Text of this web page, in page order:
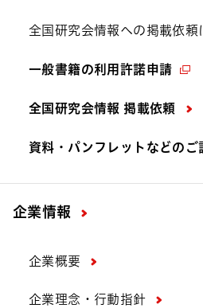
全国研究会情報への掲載依頼
一般書籍の利用許諾申請
全国研究会情報 掲載依頼
資料・パンフレットなどの ご
企業情報
企業概要
企業理念・行動指針